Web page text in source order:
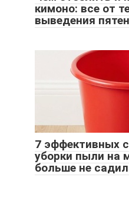
кимоно: все от
выведения
7 эффективных
уборки пыли на
больше не